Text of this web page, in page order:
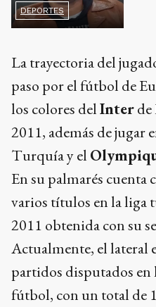
DEPORTES
La trayectoria del
paso por el fútbol de
los colores delInter
2011, además de jugar
Turquía y el
En su palmarés cuenta
varios títulos en la liga
2011 obtenida con su
Actualmente, el lateral
partidos disputados en
fútbol, con un total de